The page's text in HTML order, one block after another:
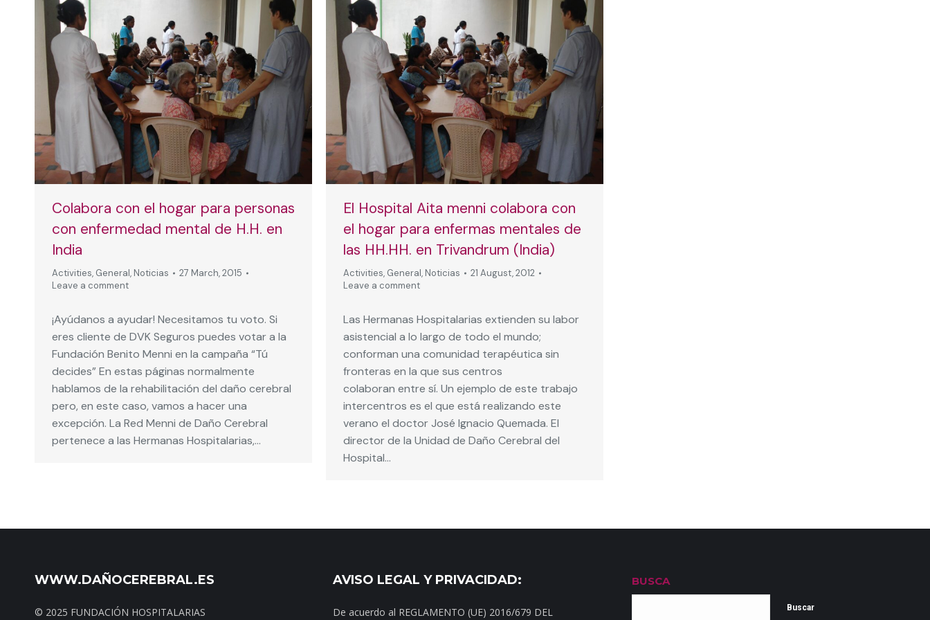
Colabora con el hogar para personas
con enfermedad mental de H.H. en
India
Activities, General, Noticias
27 March, 2015
Leave a comment
¡Ayúdanos a ayudar! Necesitamos tu voto. Si
eres cliente de DVK Seguros puedes votar a la
Fundación Benito Menni en la campaña “Tú
decides” En estas páginas normalmente
hablamos de la rehabilitación del daño cerebral
pero, en este caso, vamos a hacer una
excepción. La Red Menni de Daño Cerebral
pertenece a las Hermanas Hospitalarias,…
El Hospital Aita menni colabora con
el hogar para enfermas mentales de
las HH.HH. en Trivandrum (India)
Activities, General, Noticias
21 August, 2012
Leave a comment
Las Hermanas Hospitalarias extienden su labor
asistencial a lo largo de todo el mundo;
conforman una comunidad terapéutica sin
fronteras en la que sus centros
colaboran entre sí. Un ejemplo de este trabajo
intercentros es el que está realizando este
verano el doctor José Ignacio Quemada. El
director de la Unidad de Daño Cerebral del
Hospital…
WWW.DAÑOCEREBRAL.ES
© 2025 FUNDACIÓN HOSPITALARIAS
AVISO LEGAL Y PRIVACIDAD:
De acuerdo al REGLAMENTO (UE) 2016/679 DEL
BUSCA
Buscar